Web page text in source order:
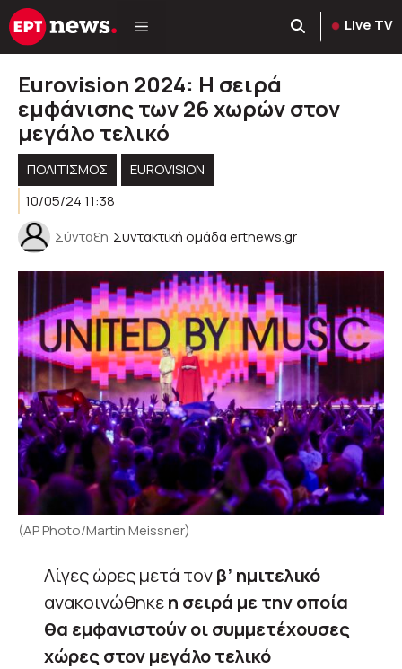
Μετάβαση
σε
Live TV
Eurovision 2024: Η σειρά
εμφάνισης των 26 χωρών στον
μεγάλο τελικό
ΠΟΛΙΤΙΣΜΟΣ
EUROVISION
10/05/24 11:38
Σύνταξη Συντακτική ομάδα ertnews.gr
(AP Photo/Martin Meissner)
Λίγες ώρες μετά τονβ’ ημιτελικό
ανακοινώθηκεη σειρά με την οποία
θα εμφανιστούν οι συμμετέχουσες
χώρες στον μεγάλο τελικό